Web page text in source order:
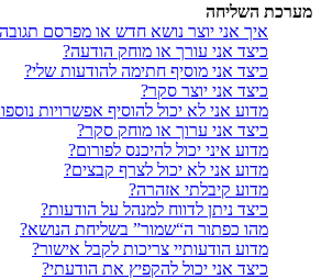
מערכת השליחה
איך אני יוצר נושא חדש או מפרסם
כיצד אני עורך או מוחק הודעה?
כיצד אני מוסיף חתימה להודעות שלי?
כיצד אני יוצר סקר?
מדוע אני לא יכול להוסיף אפשרויות
כיצד אני ערוך או מוחק סקר?
מדוע איני יכול להיכנס לפורום?
מדוע אני לא יכול לצרף קבצים?
מדוע קיבלתי אזהרה?
כיצד ניתן לדווח למנהל על הודעות?
מהו כפתור ה“שמור” בשליחת הנושא?
מדוע הודעותיי צריכות לקבל אישור?
כיצד אני יכול להקפיץ את הודעתי?